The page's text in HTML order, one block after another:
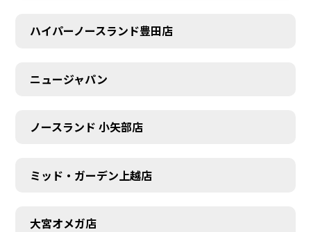
ハイパーノースランド豊田店
ニュージャパン
ノースランド 小矢部店
ミッド・ガーデン上越店
大宮オメガ店